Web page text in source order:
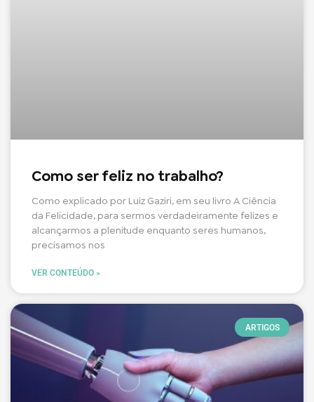
Como ser feliz no trabalho?
Como explicado por Luiz Gaziri, em seu livro A Ciência
da Felicidade, para sermos verdadeiramente felizes e
alcançarmos a plenitude enquanto seres humanos,
precisamos nos
VER CONTEÚDO »
ARTIGOS